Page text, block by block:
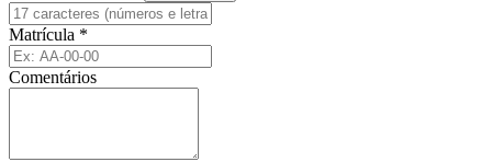
Matrícula *
Comentários